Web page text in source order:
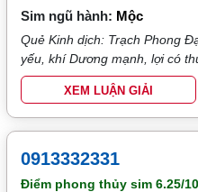
Sim ngũ hành: Mộc
Quẻ Kinh dịch: Trạch Phong
yếu, khí Dương mạnh, lợi có
XEM LUẬN GIẢI
0913332331
Điểm phong thủy sim6.25/10